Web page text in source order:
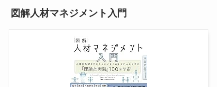
図解人材マネジメント入門